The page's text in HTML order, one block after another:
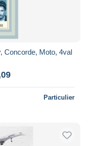
Concorde, Moto, 4val
Particulier